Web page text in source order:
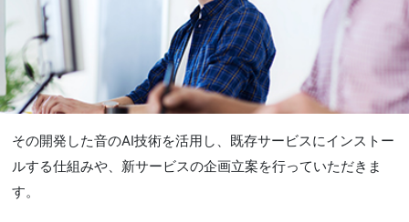
その開発した音のAI技術を活用し、既存サービスにインストー
ルする仕組みや、新サービスの企画立案を行っていただきま
す。